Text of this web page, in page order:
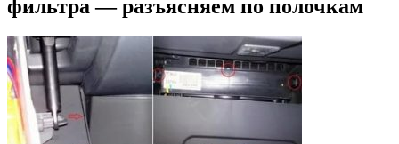
фильтра — разъясняем по полочкам